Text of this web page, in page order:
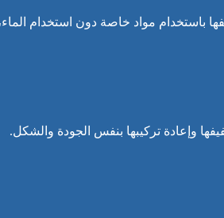
باستخدام مواد خاصة دون استخدام
وإعادة تركيبها بنفس الجودة والشكل.